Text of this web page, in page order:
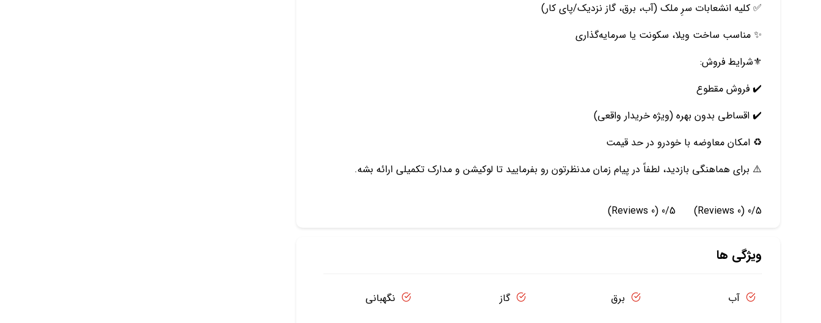
✅ کلیه انشعابات سرِ ملک (آب، برق، گاز نزدیک/پای کار)
✨ مناسب ساخت ویلا، سکونت یا سرمایه‌گذاری
⚜️شرایط فروش:
✔️ فروش مقطوع
✔️ اقساطی بدون بهره (ویژه خریدار واقعی)
♻️ امکان معاوضه با خودرو در حد قیمت
⚠️ برای هماهنگی بازدید، لطفاً در پیام زمان مدنظرتون رو بفرمایید تا لوکیشن و مدارک تکمیلی ارائه بشه.
0/5
(0 Reviews)
0/5
(0 Reviews)
ویژگی ها
آب برق گاز نگهبانی